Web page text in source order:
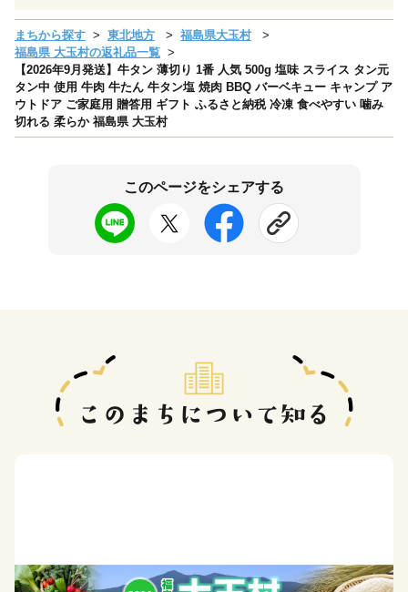
まちから探す 東北地方
福島県大玉村
福島県 大玉村の返礼品一覧
【2026年9月発送】牛タン 薄切り 1番 人気 500g 塩味 スライス タン元
タン中 使用 牛肉 牛たん 牛タン塩 焼肉 BBQ バーベキュー キャンプ ア
ウトドア ご家庭用 贈答用 ギフト ふるさと納税 冷凍 食べやすい 噛み
切れる 柔らか 福島県 大玉村
このページをシェアする